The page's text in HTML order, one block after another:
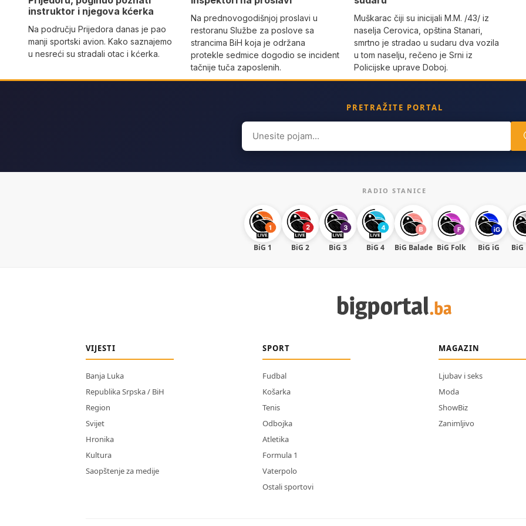
instruktor i njegova kćerka
Na području Prijedora danas je pao
manji sportski avion. Kako saznajemo
u nesreći su stradali otac i kćerka.
Na prednovogodišnjoj proslavi u
restoranu Službe za poslove sa
strancima BiH koja je održana
protekle sedmice dogodio se incident
tačnije tuča zaposlenih.
Muškarac čiji su inicijali M.M. /43/ iz
naselja Cerovica, opština Stanari,
smrtno je stradao u sudaru dva vozila
u tom naselju, rečeno je Srni iz
Policijske uprave Doboj.
PRETRAŽITE PORTAL
Search
for:
RADIO STANICE
BiG 1 BiG 2 BiG 3 BiG 4 BiG Balade BiG Folk BiG iG BiG
VIJESTI
Banja Luka
Republika Srpska / BiH
Region
Svijet
Hronika
Kultura
Saopštenje za medije
SPORT
Fudbal
Košarka
Tenis
Odbojka
Atletika
Formula 1
Vaterpolo
Ostali sportovi
MAGAZIN
Ljubav i seks
Moda
ShowBiz
Zanimljivo